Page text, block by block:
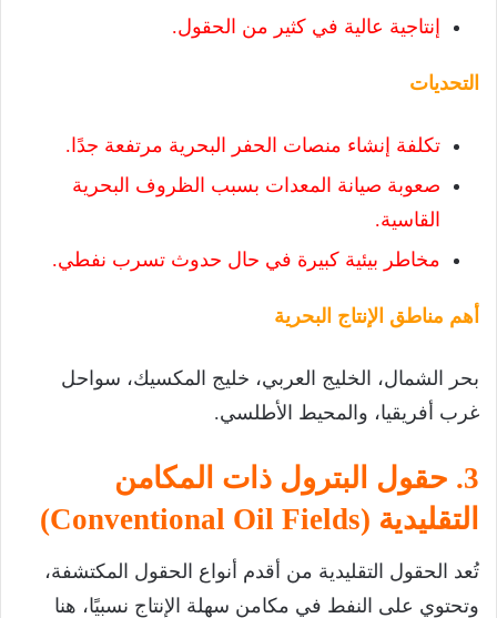
إنتاجية عالية في كثير من الحقول.
التحديات
تكلفة إنشاء منصات الحفر البحرية مرتفعة جدًا.
صعوبة صيانة المعدات بسبب الظروف البحرية
القاسية.
مخاطر بيئية كبيرة في حال حدوث تسرب نفطي.
أهم مناطق الإنتاج البحرية
بحر الشمال، الخليج العربي، خليج المكسيك، سواحل
غرب أفريقيا، والمحيط الأطلسي.
3. حقول البترول ذات المكامن
التقليدية (Conventional Oil Fields)
تُعد الحقول التقليدية من أقدم أنواع الحقول المكتشفة،
وتحتوي على النفط في مكامن سهلة الإنتاج نسبيًا، هنا